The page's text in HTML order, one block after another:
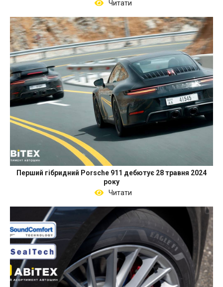
Читати
Перший гібридний Porsche 911 дебютує 28 травня 2024
року
Читати